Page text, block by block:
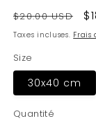
Prix
habituel
$20.00 USD
Taxes incluses. Frais
Size
30x40 cm
Quantité